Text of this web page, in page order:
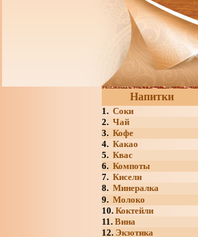
Напитки
1. Соки
2. Чай
3. Кофе
4. Какао
5. Квас
6. Компоты
7. Кисели
8. Минералка
9. Молоко
10. Коктейли
11. Вина
12. Экзотика